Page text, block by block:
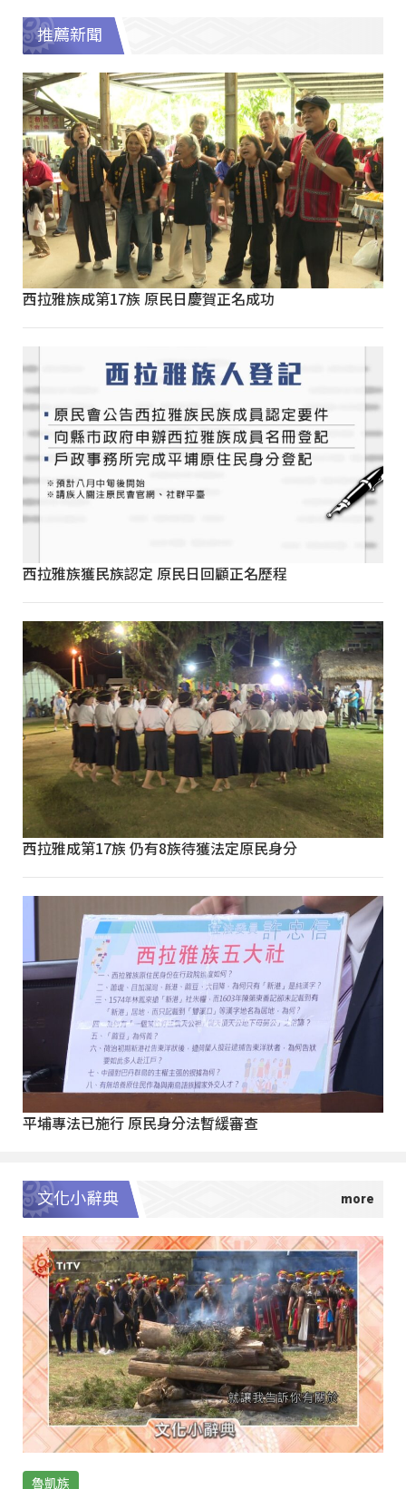
推薦新聞
西拉雅族成第17族 原民日慶賀正名成功
西拉雅族獲民族認定 原民日回顧正名歷程
西拉雅成第17族 仍有8族待獲法定原民身分
平埔專法已施行 原民身分法暫緩審查
文化小辭典
魯凱族